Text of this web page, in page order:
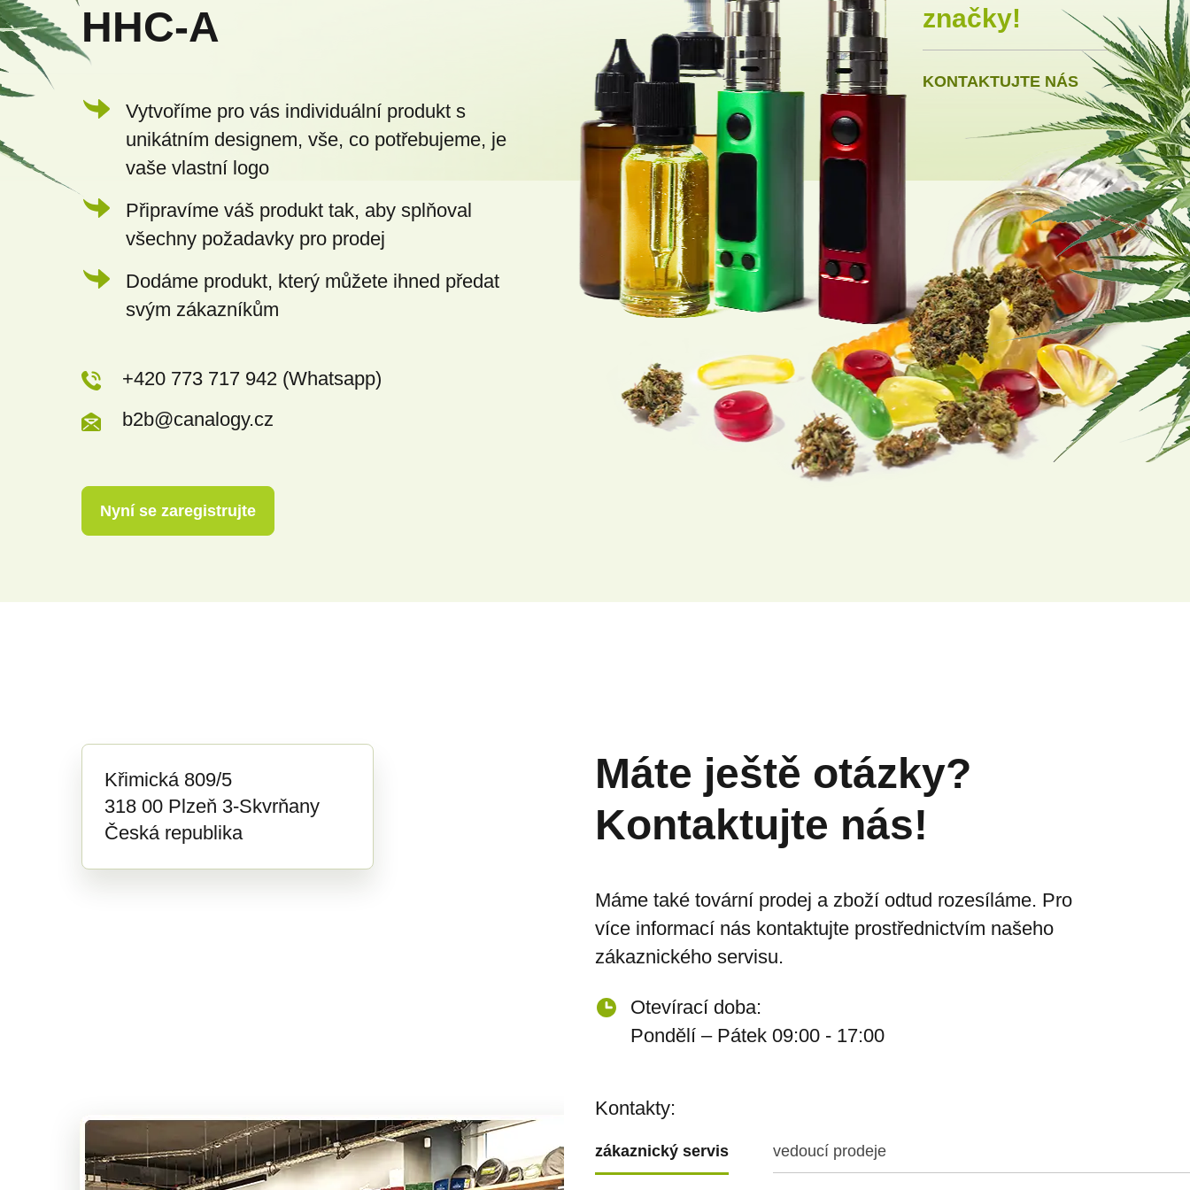
p
i
s
u
í
HHC-A
Vytvoříme pro vás individuální produkt s
unikátním designem, vše, co potřebujeme, je
vaše vlastní logo
Připravíme váš produkt tak, aby splňoval
všechny požadavky pro prodej
Dodáme produkt, který můžete ihned předat
svým zákazníkům
+420 773 717 942 (Whatsapp)
b2b@canalogy.cz
Nyní se zaregistrujte
značky!
KONTAKTUJTE NÁS
Křimická 809/5
318 00 Plzeň 3-Skvrňany
Česká republika
Máte ještě otázky?
Kontaktujte nás!
Máme také tovární prodej a zboží odtud rozesíláme. Pro
více informací nás kontaktujte prostřednictvím našeho
zákaznického servisu.
Otevírací doba:
Pondělí – Pátek 09:00 - 17:00
Kontakty:
zákaznický servis vedoucí prodeje